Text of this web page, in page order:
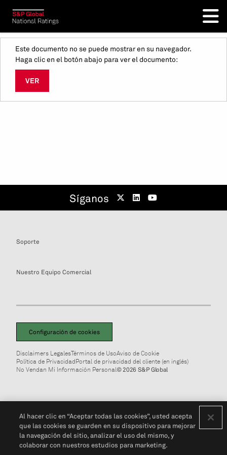
Este documento no se puede mostrar en su navegador.
Haga clic en el botón abajo para ver el documento:
VER
Síganos
Soporte
Nuestro Equipo Comercial
Configuración de cookies
Disclaimers LegalesTérminos de UsoAviso de Cookie
Política de PrivacidadPortal de privacidad del cliente (en inglés)
No Vendan Mi Información Personal© 2026 S&P Global
Al hacer clic en “Aceptar todas las cookies”, usted acepta
que las cookies se guarden en su dispositivo para mejorar
la navegación del sitio, analizar el uso del mismo, y
colaborar con nuestros estudios para marketing.